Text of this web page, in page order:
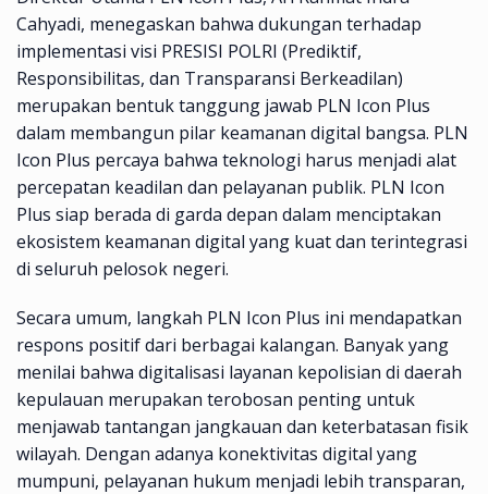
Cahyadi, menegaskan bahwa dukungan terhadap
implementasi visi PRESISI POLRI (Prediktif,
Responsibilitas, dan Transparansi Berkeadilan)
merupakan bentuk tanggung jawab PLN Icon Plus
dalam membangun pilar keamanan digital bangsa. PLN
Icon Plus percaya bahwa teknologi harus menjadi alat
percepatan keadilan dan pelayanan publik. PLN Icon
Plus siap berada di garda depan dalam menciptakan
ekosistem keamanan digital yang kuat dan terintegrasi
di seluruh pelosok negeri.
Secara umum, langkah PLN Icon Plus ini mendapatkan
respons positif dari berbagai kalangan. Banyak yang
menilai bahwa digitalisasi layanan kepolisian di daerah
kepulauan merupakan terobosan penting untuk
menjawab tantangan jangkauan dan keterbatasan fisik
wilayah. Dengan adanya konektivitas digital yang
mumpuni, pelayanan hukum menjadi lebih transparan,